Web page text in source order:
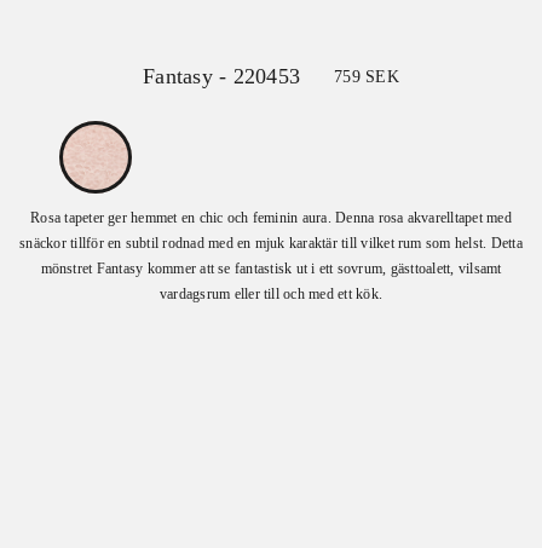
Fantasy - 220453 759 SEK
Rosa tapeter ger hemmet en chic och feminin aura. Denna rosa akvarelltapet med
snäckor tillför en subtil rodnad med en mjuk karaktär till vilket rum som helst. Detta
mönstret Fantasy kommer att se fantastisk ut i ett sovrum, gästtoalett, vilsamt
vardagsrum eller till och med ett kök.